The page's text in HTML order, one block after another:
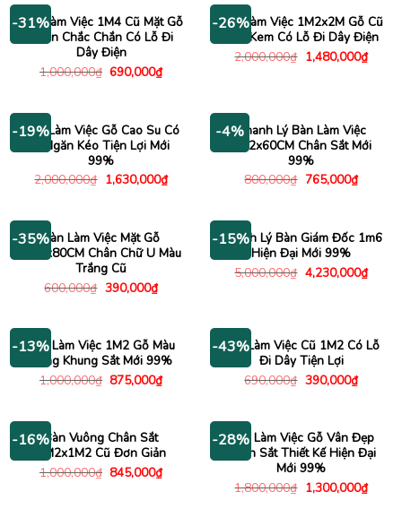
1,035,000₫.
-31%
Bàn Làm Việc 1M4 Cũ Mặt Gỗ
Chân Chắc Chắn Có Lỗ Đi
Dây Điện
1,000,000₫ Giá
690,000₫Giá
hiện
690,000₫.
-26%
Bàn Làm Việc 1M2x2M Gỗ Cũ
Màu Kem Có Lỗ Đi Dây Điện
2,000,000₫ Giá
gốc
1,480,000₫Giá
hiện
-19%
Bàn Làm Việc Gỗ Cao Su Có
3 Ngăn Kéo Tiện Lợi Mới
99%
2,000,000₫ Giá
gốc
1,630,000₫Giá
hiện
1,630,000₫.
-4%Thanh Lý Bàn Làm Việc
1M2x60CM Chân Sắt Mới
99%
800,000₫ Giá
765,000₫Giá
hiện
-35%Bàn Làm Việc Mặt Gỗ
1M2x80CM Chân Chữ U Màu
Trắng Cũ
600,000₫ Giá
390,000₫Giá
hiện
390,000₫.
-15%
Thanh Lý Bàn Giám Đốc 1m6
Hiện Đại Mới 99%
5,000,000₫ Giá
gốc
4,230,000₫Giá
hiện
-13%
Bàn Làm Việc 1M2 Gỗ Màu
Sáng Khung Sắt Mới 99%
1,000,000₫ Giá
875,000₫Giá
hiện
875,000₫.
-43%
Bàn Làm Việc Cũ 1M2 Có Lỗ
Đi Dây Tiện Lợi
690,000₫ Giá
390,000₫Giá
hiện
-16%Bàn Vuông Chân Sắt
1M2x1M2 Cũ Đơn Giản
1,000,000₫ Giá
845,000₫Giá
hiện
-28%
Bàn Làm Việc Gỗ Vân Đẹp
Chân Sắt Thiết Kế Hiện Đại
Mới 99%
1,800,000₫ Giá
gốc
1,300,000₫Giá
hiện